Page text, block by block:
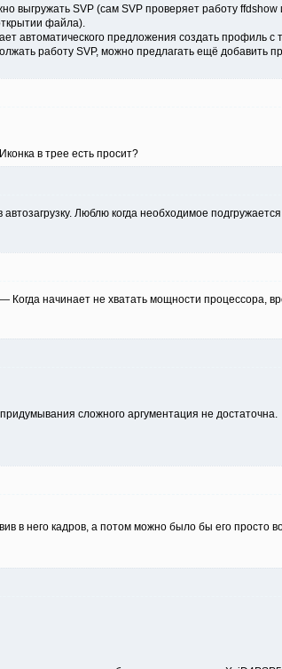
SVP (сам SVP проверяет работу ffdshow
файла).
автоматического предложения создать профиль с
работу SVP, можно предлагать ещё добавить
в трее есть просит?
Люблю когда необходимое
начинает не хватать мощности процессора,
сложного аргументация не достаточна.
в него кадров, а потом можно было бы его просто